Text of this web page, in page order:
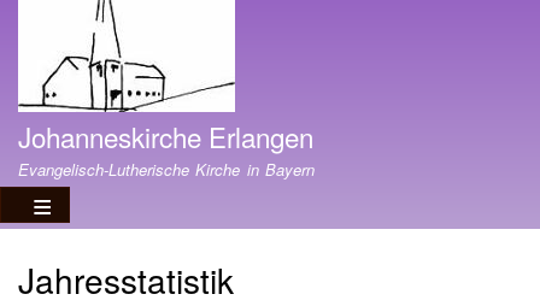
Johanneskirche Erlangen
Evangelisch-Lutherische Kirche in Bayern
Jahresstatistik